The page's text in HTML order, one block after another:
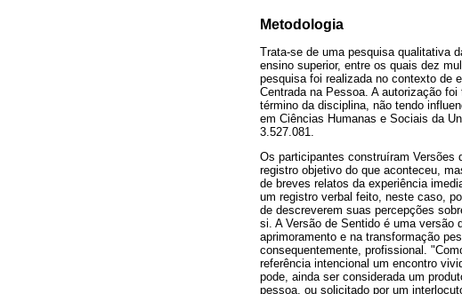
Metodologia
Trata-se de uma pesquisa qualitativa
ensino superior, entre os quais dez
pesquisa foi realizada no contexto de
Centrada na Pessoa. A autorização
término da disciplina, não tendo
em Ciências Humanas e Sociais da
3.527.081.
Os participantes construíram Versões
registro objetivo do que aconteceu,
de breves relatos da experiência
um registro verbal feito, neste caso,
de descreverem suas percepções
si. A Versão de Sentido é uma versão
aprimoramento e na transformação
consequentemente, profissional.
referência intencional um encontro
pode, ainda ser considerada um
pessoa, ou solicitado por um